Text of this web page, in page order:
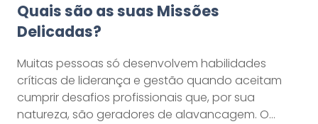
Quais são as suas Missões
Delicadas?
Muitas pessoas só desenvolvem habilidades
críticas de liderança e gestão quando aceitam
cumprir desafios profissionais que, por sua
natureza, são geradores de alavancagem. O…